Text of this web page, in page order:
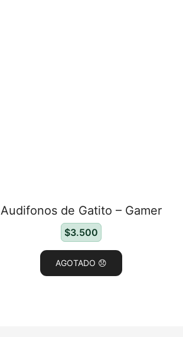
Audifonos de Gatito – Gamer
$3.500
AGOTADO 😞